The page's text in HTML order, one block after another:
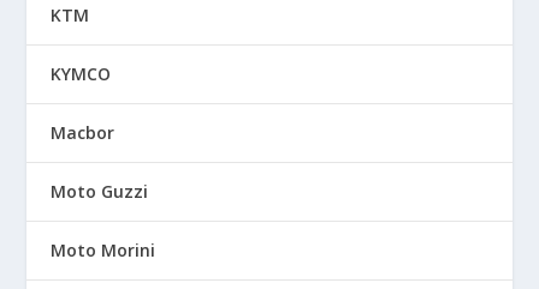
KTM
KYMCO
Macbor
Moto Guzzi
Moto Morini